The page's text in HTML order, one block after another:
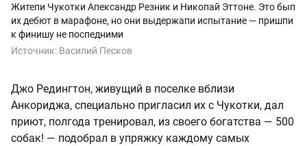
Житепи Чукотки Апександр Резник и Никопай Эттоне. Это бып
их дебют в марафоне, но они выдержапи испытание — пришпи
к финишу не поспедними
Источник: Василий Песков
Джо Редингтон, живущий в поселке вблизи
Анкориджа, специально пригласил их с Чукотки, дал
приют, полгода тренировал, из своего богатства — 500
собак! — подобрал в упряжку каждому самых